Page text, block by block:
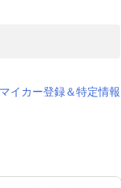
イカー登録＆特定情報